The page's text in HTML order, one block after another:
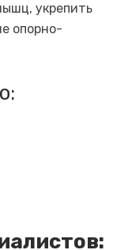
укрепить
опорно-